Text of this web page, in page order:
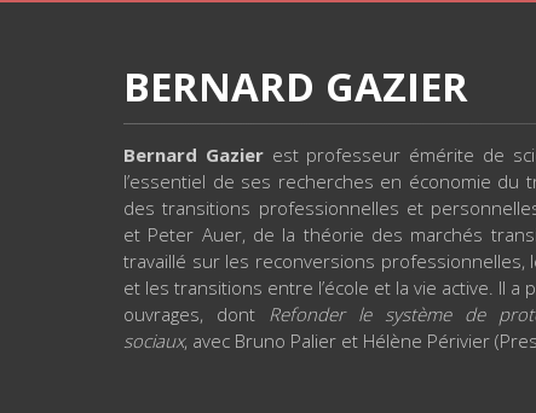
BERNARD GAZIER
Bernard Gazierest professeur émérite de
l’essentiel de ses recherches en économie du
des transitions professionnelles et
et Peter Auer, de la théorie des marchés
travaillé sur les reconversions professionnelles,
et les transitions entre l’école et la vie active. Il
ouvrages, dont Refonder le système de
sociaux, avec Bruno Palier et Hélène Périvier